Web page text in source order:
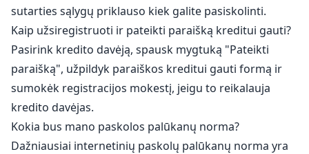
sutarties sąlygų priklauso kiek galite pasiskolinti.
Kaip užsiregistruoti ir pateikti paraišką kreditui gauti?
Pasirink kredito davėją, spausk mygtuką "Pateikti
paraišką", užpildyk paraiškos kreditui gauti formą ir
sumokėk registracijos mokestį, jeigu to reikalauja
kredito davėjas.
Kokia bus mano paskolos palūkanų norma?
Dažniausiai internetinių paskolų palūkanų norma yra